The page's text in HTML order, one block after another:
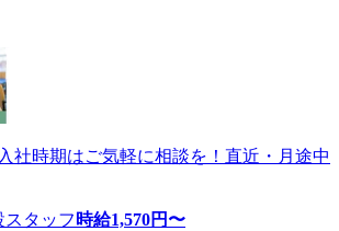
社時期はご気軽に相談を！直近・月途中
タッフ 時給1,570円〜